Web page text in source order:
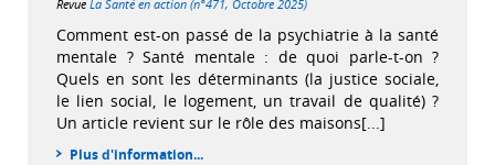
Revue La Santé en action (n°471, Octobre 2025)
Comment est-on passé de la psychiatrie à la santé
mentale ? Santé mentale : de quoi parle-t-on ?
Quels en sont les déterminants (la justice sociale,
le lien social, le logement, un travail de qualité) ?
Un article revient sur le rôle des maisons[...]
Plus d'information...